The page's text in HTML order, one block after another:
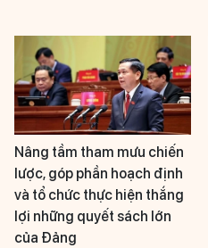
Nâng tầm tham mưu chiến
lược, góp phần hoạch định
và tổ chức thực hiện thắng
lợi những quyết sách lớn
của Đảng